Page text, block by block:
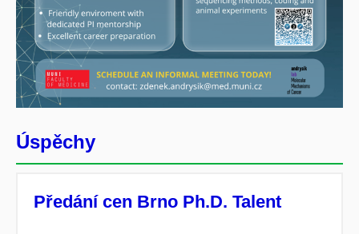
Úspěchy
Předání cen Brno Ph.D. Talent